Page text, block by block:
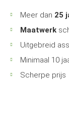
Meer dan 25
Maatwerk
Uitgebreid
Minimaal 10
Scherpe prijs